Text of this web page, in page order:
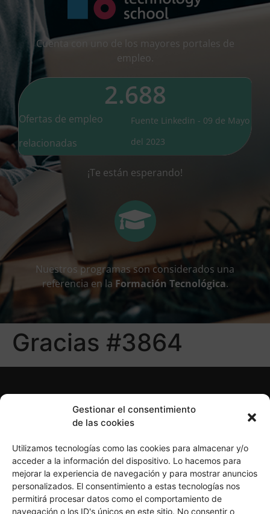
Gestionar el consentimiento
de las cookies
Utilizamos tecnologías como las cookies para almacenar y/o
acceder a la información del dispositivo. Lo hacemos para
mejorar la experiencia de navegación y para mostrar anuncios
personalizados. El consentimiento a estas tecnologías nos
permitirá procesar datos como el comportamiento de
navegación o los ID's únicos en este sitio. No consentir o
Cuenta con uno de los mayores portales de
empleo.
Ofertas de empleo
relacionadas
Fuente Linkedin - 09 de Mayo
del 2023
2.688
¡Te están esperando!
Nuestros programas son considerados una
referencia en la Formación Tecnológica.
Gracias #3864
Política de Privacidad
Política de Cookies
Aviso Legal